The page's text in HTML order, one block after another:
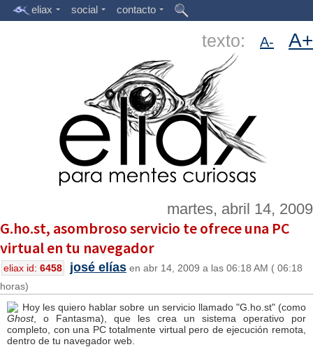
eliax social contacto
texto: A- A+
martes, abril 14, 2009
G.ho.st, asombroso servicio te ofrece una PC
virtual en tu navegador
eliax id: 6458 josé elías en abr 14, 2009 a las 06:18 AM ( 06:18
horas)
Hoy les quiero hablar sobre un servicio llamado "G.ho.st" (como
Ghost, o Fantasma), que les crea un sistema operativo por
completo, con una PC totalmente virtual pero de ejecución remota,
dentro de tu navegador web.